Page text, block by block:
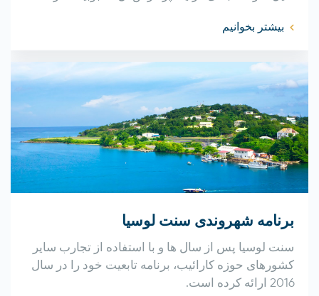
بیشتر بخوانیم
برنامه شهروندی سنت لوسیا
سنت لوسیا پس از سال ها و با استفاده از تجارب سایر
کشورهای حوزه کارائیب، برنامه تابعیت خود را در سال
2016 ارائه کرده است.